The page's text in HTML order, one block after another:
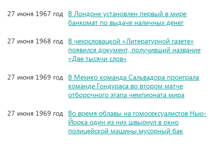
27 июня 1967 год В Лондоне установлен первый в мире
банкомат по выдаче наличных денег
27 июня 1968 год В чехословацкой «Литературной газете»
появился документ, получивший название
«Две тысячи слов»
27 июня 1969 год В Мехико команда Сальвадора проиграла
команде Гондураса во втором матче
отборочного этапа чемпионата мира
27 июня 1969 год Во время облавы на гомосексуалистов Нью-
Йорка один из них швырнул в окно
полицейской машины мусорный бак